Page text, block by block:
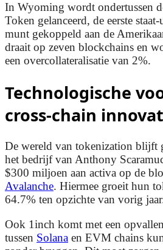
In Wyoming wordt ondertussen
Token gelanceerd, de eerste
munt gekoppeld aan de
draait op zeven blockchains en
een overcollateralisatie van 2%.
Technologische
cross-chain
De wereld van tokenization blijft
het bedrijf van Anthony
$300 miljoen aan activa op de
Avalanche. Hiermee groeit hun
64.7% ten opzichte van vorig
Ook 1inch komt met een
tussen Solana en EVM chains